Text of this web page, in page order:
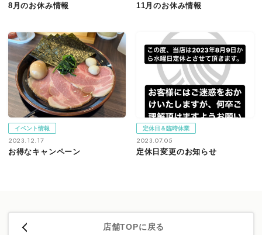
8月のお休み情報 11月のお休み情報
イベント情報
2023.12.17
お得なキャンペーン
定休日＆臨時休業
2023.07.05
定休日変更のお知らせ
店舗TOPに戻る